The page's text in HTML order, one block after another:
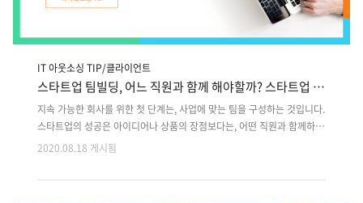
IT 아웃소싱 TIP/클라이언트
스타트업 팀빌딩, 어느 직원과 함께 해야할까? 스타트업 성
공을 위한 팀원 선택!
지속 가능한 회사를 위한 첫 단계는, 사업에 맞는 팀을 구성하는 것입니다.
스타트업의 성공은 아이디어나 상품의 장점보다는, 어떤 직원과 함께하느
냐에 따라 달라질 수 있습니다. 벤처투자자(VC)들은 스타트업의 팀구성에
것을 잘 알고 있습니다. 투자가는 이런 환경에 유동적으로 빠르게 대응하
2020.08.18 게시됨